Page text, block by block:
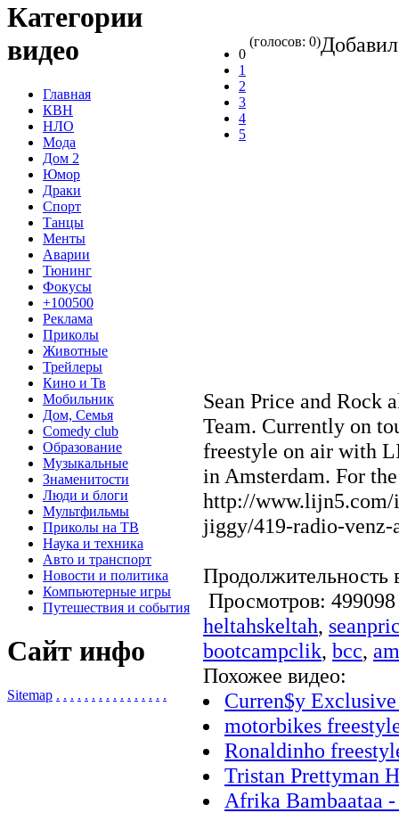
Категории
видео
Главная
КВН
НЛО
Мода
Дом 2
Юмор
Драки
Спорт
Танцы
Менты
Аварии
Тюнинг
Фокусы
+100500
Реклама
Приколы
Животные
Трейлеры
Кино и Тв
Мобильник
Дом, Семья
Comedy club
Образование
Музыкальные
Знаменитости
Люди и блоги
Мультфильмы
Приколы на ТВ
Наука и техника
Авто и транспорт
Новости и политика
Компьютерные игры
Путешествия и события
Сайт инфо
Sitemap . . . . . . . . . . . . . . . .
0
1
2
3
4
5
(голосов: 0)
Sean Price and Rock
Team. Currently on
freestyle on air with
in Amsterdam. For
http://
jiggy/419-radio-
Продолжительность
Просмотров:
heltahskeltah,
bootcampclik, bcc,
Похожее видео:
Curren$y
motorbikes
Ronaldinho
Tristan Prettyman
Afrika Bambaataa